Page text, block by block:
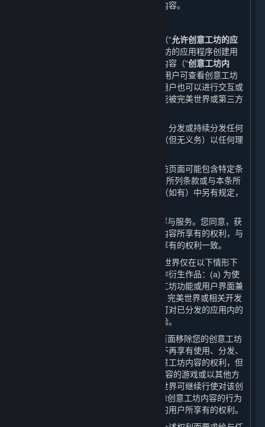
或许可方不利的或影响其他用户权益的内容。
蒸汽平台上提供的一些游戏或应用程序（“允许创意工坊的应
”）允许您基于或使用允许创意工坊的应用程序创建用
户生成内容，并允许您将该等用户生成内容（“创意工坊内
”）提交至蒸汽平台的创意工坊页面。用户可查看创意工坊
内容，对于某些类别的创意工坊内容，用户也可以进行交互或
下载。某些情形下，创意工坊内容也可能被完美世界或第三方
您理解并同意，完美世界并无义务使用、分发或持续分发任何
创意工坊内容的副本，且完美世界有权（但无义务）以任何理
一些允许创意工坊的应用程序或创意工坊页面可能包含特定条
”），以补充本条所列条款或与本条所
列条款不一致。除非应用程序特定条款（如有）中另有规定，
（1） 创意工坊内容属于蒸汽平台的内容与服务。您同意，获
取您创意工坊内容的用户对您创意工坊内容所享有的权利，与
本协议规定的用户对其他内容与服务所享有的权利一致。
（2） 尽管有第6.A条所述的许可，完美世界仅在以下情形下
有权对您的创意工坊内容进行修改或创作衍生作品：(a) 为使
得您的创意工坊内容与蒸汽平台及创意工坊功能或用户界面兼
容，完美世界可进行必要修改；以及 (b) 完美世界或相关开发
方可在其认为有必要或适当的情况下，可对已分发的应用内的
创意工坊内容进行修改，以增强游戏体验。
（3） 您可以自行决定从相关创意工坊页面移除您的创意工坊
内容。如果您选择这样做，完美世界将不再享有使用、分发、
传输、传播、公开展示或公开表演该创意工坊内容的权利，但
是：(a) 对于已分发的含有该创意工坊内容的游戏或以其他方
式在游戏中使用的创意工坊内容，完美世界可继续行使对该创
意工坊内容享有的权利；并且 (b) 您移除创意工坊内容的行为
并不影响已获取该等创意工坊内容副本的用户所享有的权利。